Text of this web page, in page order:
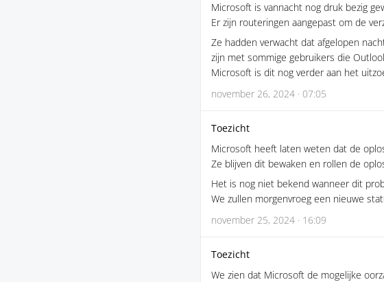
Microsoft is vannacht nog druk bezig
Er zijn routeringen aangepast om de
Ze hadden verwacht dat afgelopen
zijn met sommige gebruikers die
Microsoft is dit nog verder aan het
november 26, 2024 · 07:05
Toezicht
Microsoft heeft laten weten dat de
Ze blijven dit bewaken en rollen de
Het is nog niet bekend wanneer dit
We zullen morgenvroeg een nieuwe
november 25, 2024 · 16:09
Toezicht
We zien dat Microsoft de mogelijke